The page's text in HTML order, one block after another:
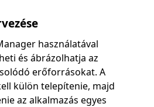
használatával
és ábrázolhatja az
erőforrásokat. A
külön telepítenie, majd
az alkalmazás egyes